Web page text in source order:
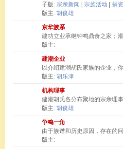
子版: 宗亲新闻 宗族活动 捐
版主: 胡俊雄
京华族系
建功立业承继钟鸣鼎食之家；
版主:
建潮企业
以介绍建潮胡氏家族的企业，
版主: 胡乐津
机构理事
建潮胡氏各分布聚地的宗亲理
版主: 胡俊雄
争鸣一角
由于族谱和历史原因，存在的
版主: